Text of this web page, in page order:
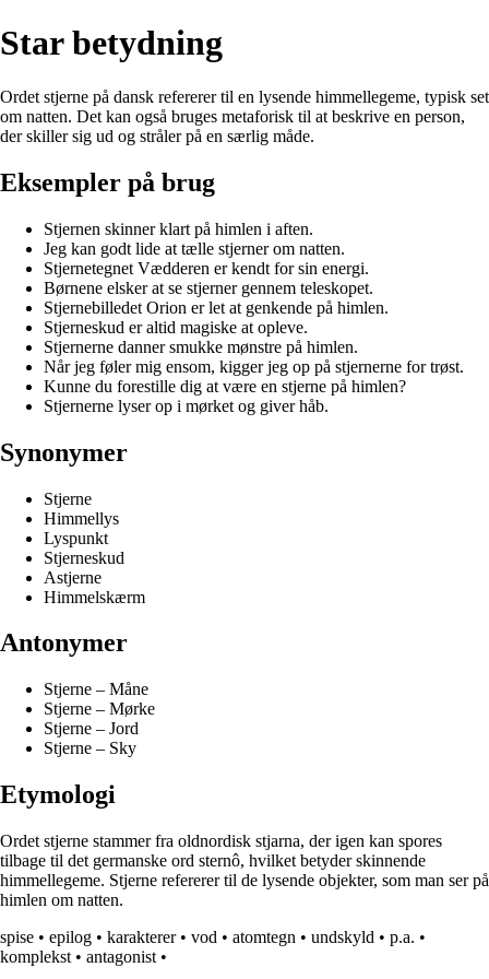
Star betydning
Ordet stjerne på dansk refererer til en lysende himmellegeme, typisk set
om natten. Det kan også bruges metaforisk til at beskrive en person,
der skiller sig ud og stråler på en særlig måde.
Eksempler på brug
Stjernen skinner klart på himlen i aften.
Jeg kan godt lide at tælle stjerner om natten.
Stjernetegnet Vædderen er kendt for sin energi.
Børnene elsker at se stjerner gennem teleskopet.
Stjernebilledet Orion er let at genkende på himlen.
Stjerneskud er altid magiske at opleve.
Stjernerne danner smukke mønstre på himlen.
Når jeg føler mig ensom, kigger jeg op på stjernerne for trøst.
Kunne du forestille dig at være en stjerne på himlen?
Stjernerne lyser op i mørket og giver håb.
Synonymer
Stjerne
Himmellys
Lyspunkt
Stjerneskud
Astjerne
Himmelskærm
Antonymer
Stjerne – Måne
Stjerne – Mørke
Stjerne – Jord
Stjerne – Sky
Etymologi
Ordet stjerne stammer fra oldnordisk stjarna, der igen kan spores
tilbage til det germanske ord sternô, hvilket betyder skinnende
himmellegeme. Stjerne refererer til de lysende objekter, som man ser på
himlen om natten.
spise • epilog • karakterer• vod • atomtegn • undskyld • p.a. •
komplekst • antagonist •